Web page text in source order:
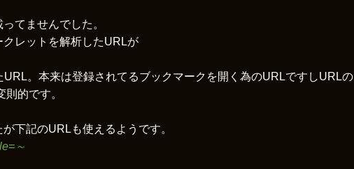
てませんでした。
レットを解析したURLが
URL。本来は登録されてるブックマークを開く為のURLですしURLの
的です。
下記のURLも使えるようです。
～